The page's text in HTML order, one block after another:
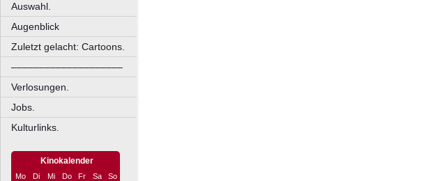
Auswahl.
Augenblick
Zuletzt gelacht: Cartoons.
––––––––––––––––––––
Verlosungen.
Jobs.
Kulturlinks.
Kinokalender
Mo Di Mi Do Fr Sa
So